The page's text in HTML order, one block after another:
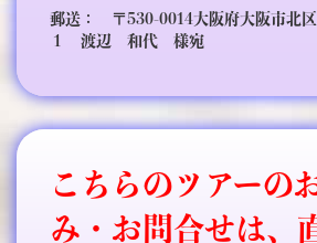
郵送： 〒530-0014大阪府大阪市北
１ 渡辺 和代 様宛
こちらのツアーの
み・お問合せは、